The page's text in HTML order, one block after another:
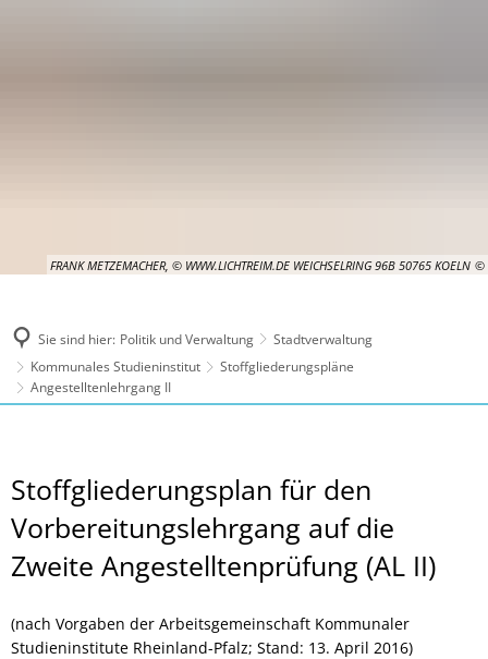
FRANK METZEMACHER, © WWW.LICHTREIM.DE WEICHSELRING 96B 50765 KOELN
Sie sind hier: Politik und Verwaltung
Stadtverwaltung
Kommunales Studieninstitut
Stoffgliederungspläne
Angestelltenlehrgang II
Angestelltenlehrgang
II
Stoffgliederungsplan für den
Vorbereitungslehrgang auf die
Zweite Angestelltenprüfung (AL II)
(nach Vorgaben der Arbeitsgemeinschaft Kommunaler
Studieninstitute Rheinland-Pfalz; Stand: 13. April 2016)